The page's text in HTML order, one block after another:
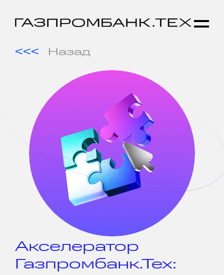
Назад
Акселератор
Газпромбанк.Тех: